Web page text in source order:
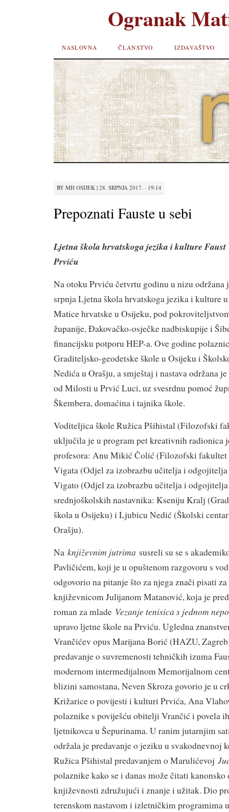
Ogranak
SKIP TO
CONTENT
NASLOVNA ČLANSTVO IZDAVAŠTVO
BY MH OSIJEK | 28. SRPNJA 2017. · 19:14
Prepoznati Fauste u sebi
Ljetna škola hrvatskoga jezika i kulture
Prviću
Na otoku Prviću četvrtu godinu u nizu održana
srpnja Ljetna škola hrvatskoga jezika i kulture
Matice hrvatske u Osijeku, pod
županije, Đakovačko-osječke nadbiskupije i
financijsku potporu HEP-a. Ove godine
Graditeljsko-geodetske škole u Osijeku i
Nedića u Orašju, a smještaj i nastava održana
od Milosti u Prvić Luci, uz svesrdnu pomoć
Škembera, domaćina i tajnika škole.
Voditeljica škole Ružica Pšihistal (Filozofski
uključila je u program pet kreativnih radionica
profesora: Anu Mikić Čolić (Filozofski
Vigata (Odjel za izobrazbu učitelja i
Vigato (Odjel za izobrazbu učitelja i
srednjoškolskih nastavnika: Kseniju Kralj
škola u Osijeku) i Ljubicu Nedić (Školski
Orašju).
Na književnim jutrima susreli su se s
Pavličićem, koji je u opuštenom razgovoru s
odgovorio na pitanje što za njega znači pisati
književnicom Julijanom Matanović, koja je
roman za mlade Vezanje tenisica s jednom
upravo ljetne škole na Prviću. Ugledna
Vrančićev opus Marijana Borić (HAZU,
predavanje o suvremenosti tehničkih izuma
modernom intermedijalnom Memorijalnom
blizini samostana, Neven Skroza govorio je u
Križarice o povijesti i kulturi Prvića, Ana
polaznike s poviješću obitelji Vrančić i povela
ljetnikovca u Šepurinama. U ranim jutarnjim
održala je predavanje o jeziku u svakodnevnoj
Ružica Pšihistal predavanjem o Marulićevoj
polaznike kako se i danas može čitati
književnosti združujući i znanje i užitak. Dio
terenskom nastavom i izletničkim programima